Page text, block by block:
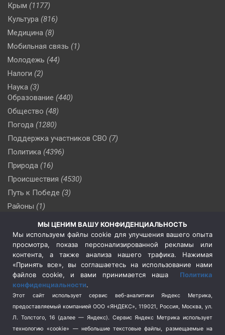
Крым (1177)
Культура (816)
Медицина (8)
Мобильная связь (1)
Молодежь (44)
Налоги (2)
Наука (3)
Образование (440)
Общество (48)
Погода (1280)
Поддержка участников СВО (7)
Политика (4396)
Природа (16)
Происшествия (4530)
Путь к Победе (3)
Районы (1)
(510)
Сельское хозяйство (3)
Социальная политика
(3)
Спецоперация в Украине
Спецоперация на Украине
(404)
Спорт (740)
Терроризм (1)
Транспорт (262)
МЫ ЦЕНИМ ВАШУ КОНФИДЕНЦИАЛЬНОСТЬ
Мы используем файлы cookie для улучшения вашего опыта
просмотра, показа персонализированной рекламы или
контента, а также анализа нашего трафика. Нажимая
«Принять все», вы соглашаетесь на использование нами
файлов cookie, и вами принимается наша Политика
конфиденциальности.
Этот сайт использует сервис веб-аналитики Яндекс Метрика,
предоставляемый компанией ООО «ЯНДЕКС», 119021, Россия, Москва, ул.
Л. Толстого, 16 (далее — Яндекс). Сервис Яндекс Метрика использует
технологию «cookie» — небольшие текстовые файлы, размещаемые на